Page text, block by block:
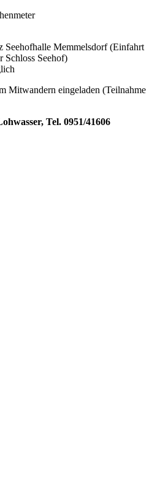
Seehofhalle Memmelsdorf (Einfahrt
Schloss Seehof)
Mitwandern eingeladen (Teilnahme
Tel. 0951/41606